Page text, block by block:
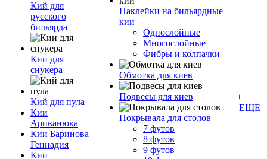
Кий для
русского
бильярда
Кии для
снукера
Кий для пула
Кии
Ариванюка
Кии Баринова
Геннадия
Кии
Наклейки на бильярдные
кии
Однослойные
Многослойные
Фибры и колпачки
Обмотка для киев
Подвесы для киев
Покрывала для столов
7 футов
8 футов
9 футов
+
ЕЩЕ